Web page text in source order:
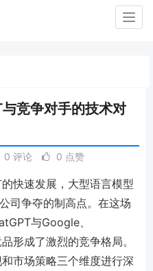
竞争对手的技术对
0 评论 0 点赞
快速发展，大型语言模型
司争夺的制高点。在这场
与Google、
形成了激烈的竞争格局。
市场策略三个维度进行深